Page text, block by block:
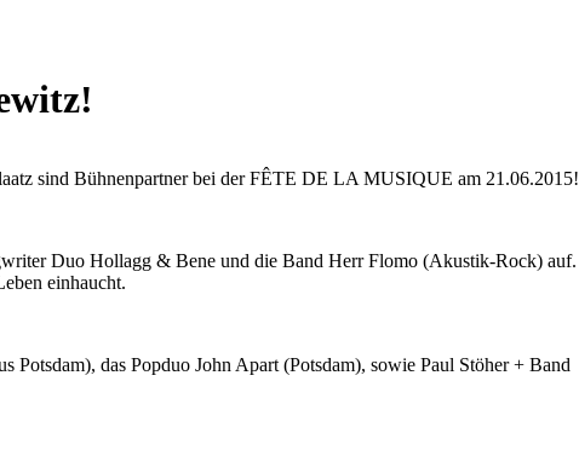
sind Bühnenpartner bei der FÊTE DE LA MUSIQUE am 21.06.2015!
Duo Hollagg & Bene und die Band Herr Flomo (Akustik-Rock) auf.
einhaucht.
das Popduo John Apart (Potsdam), sowie Paul Stöher + Band